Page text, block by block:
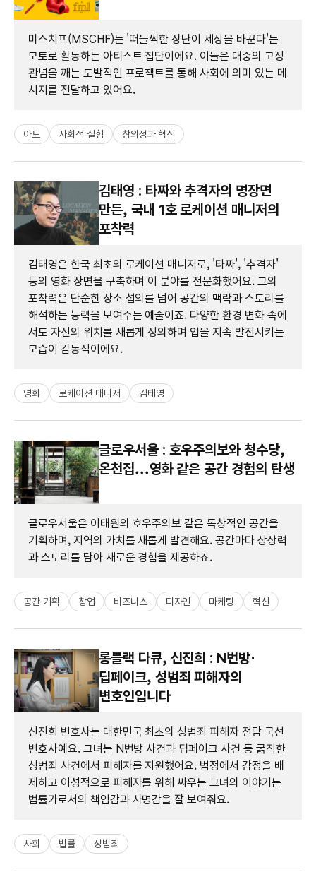
미스치프(MSCHF)는 '떠들썩한 장난이 세상을 바꾼다'는
모토로 활동하는 아티스트 집단이에요. 이들은 대중의 고정
관념을 깨는 도발적인 프로젝트를 통해 사회에 의미 있는 메
시지를 전달하고 있어요.
아트 사회적 실험 창의성과 혁신
김태영 : 타짜와 추격자의 명장면
만든, 국내 1호 로케이션 매니저의
포착력
김태영은 한국 최초의 로케이션 매니저로, '타짜', '추격자'
등의 영화 장면을 구축하며 이 분야를 전문화했어요. 그의
포착력은 단순한 장소 섭외를 넘어 공간의 맥락과 스토리를
해석하는 능력을 보여주는 예술이죠. 다양한 환경 변화 속에
서도 자신의 위치를 새롭게 정의하며 업을 지속 발전시키는
모습이 감동적이에요.
영화 로케이션 매니저 김태영
글로우서울 : 호우주의보와 청수당,
온천집...영화 같은 공간 경험의 탄생
글로우서울은 이태원의 호우주의보 같은 독창적인 공간을
기획하며, 지역의 가치를 새롭게 발견해요. 공간마다 상상력
과 스토리를 담아 새로운 경험을 제공하죠.
공간 기획 창업 비즈니스 디자인 마케팅 혁신
롱블랙 다큐, 신진희 : N번방⋅
딥페이크, 성범죄 피해자의
변호인입니다
신진희 변호사는 대한민국 최초의 성범죄 피해자 전담 국선
변호사예요. 그녀는 N번방 사건과 딥페이크 사건 등 굵직한
성범죄 사건에서 피해자를 지원했어요. 법정에서 감정을 배
제하고 이성적으로 피해자를 위해 싸우는 그녀의 이야기는
법률가로서의 책임감과 사명감을 잘 보여줘요.
사회 법률 성범죄